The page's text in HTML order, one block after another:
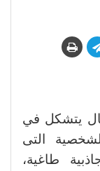
يتشكل في
التى
طاغية،